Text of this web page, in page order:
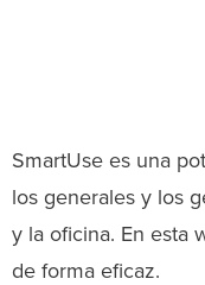
SmartUse es una
los generales y los
y la oficina. En esta
de forma eficaz.